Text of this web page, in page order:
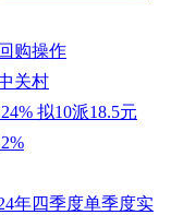
购操作
关村
拟10派18.5元
年四季度单季度实